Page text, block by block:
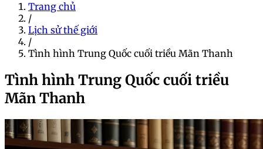
Trang chủ
/
Lịch sử thế giới
/
Tình hình Trung Quốc cuối triều Mãn Thanh
Tình hình Trung Quốc cuối triều
Mãn Thanh